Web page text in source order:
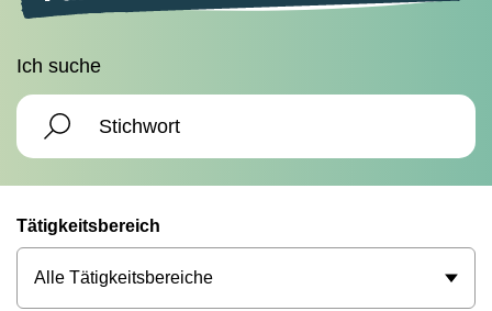
Ich suche
Tätigkeitsbereich
Alle Tätigkeitsbereiche